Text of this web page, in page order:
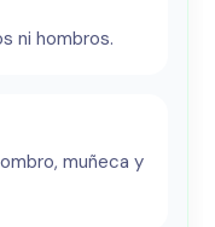
ni hombros.
muñeca y